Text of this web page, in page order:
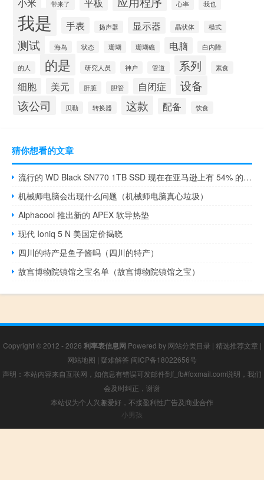
带来了 心率 我也
我是 手表 扬声器 显示器 晶状体 模式
测试 海鸟 状态 珊瑚 珊瑚礁 电脑 白内障
的人 的是 研究人员 神户 管道 系列 素食
细胞 美元 肝脏 胆管 自闭症
设备
该公司
贝勒 转换器 这款 配备 饮食
猜你想看的文章
流行的 WD Black SN770 1TB SSD 现在在亚马逊上有 54% 的折扣
机械师电脑会出现什么问题（机械师电脑真心垃圾）
Alphacool 推出新的 APEX 软导热垫
现代 Ioniq 5 N 美国定价揭晓
四川的特产是鱼子酱吗（四川的特产）
故宫博物院镇馆之宝名单（故宫博物院镇馆之宝）
Copyright © 2012 - 2026 利率表信息网 Powered by 网站分类目录 | 精选推荐文章 |
网站地图 | 疑难解答 闽ICP备18022656号
声明：本站内容来自互联网，如信息有错误可发邮件到f_fb#foxmail.com说明，我们
会及时纠正，谢谢
本站仅为个人兴趣爱好，不接盈利性广告及商业合作
小男孩